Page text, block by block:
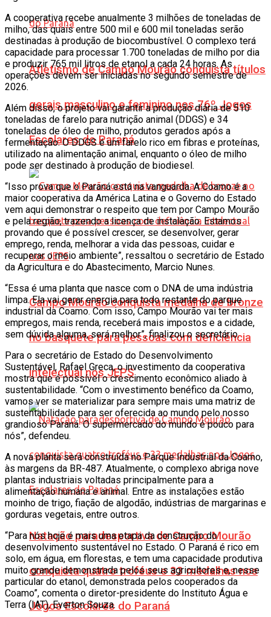
Atletismo de Campo Mourão conquista títulos
gerais masculino e feminino nos 76º Jogos
Escolares do Paraná
Campo Mourão conquista medalha de bronze
no basquete para pessoas com deficiência
intelectual nos JEPS
Natação paradesportiva de Campo Mourão
conquista quatro troféus e 33 medalhas nos
Jogos Escolares do Paraná
A cooperativa recebe anualmente 3 milhões de toneladas de
milho, das quais entre 500 mil e 600 mil toneladas serão
destinadas à produção de biocombustível. O complexo terá
capacidade para processar 1.700 toneladas de milho por dia
e produzir 765 mil litros de etanol a cada 24 horas. As
operações devem ser iniciadas no segundo semestre de
2026.
Além disso, o projeto vai garantir a produção diária de 510
toneladas de farelo para nutrição animal (DDGS) e 34
toneladas de óleo de milho, produtos gerados após a
fermentação. O DDGS é um farelo rico em fibras e proteínas,
utilizado na alimentação animal, enquanto o óleo de milho
pode ser destinado à produção de biodiesel.
“Isso prova que o Paraná está na vanguarda. A Coamo é a
maior cooperativa da América Latina e o Governo do Estado
vem aqui demonstrar o respeito que tem por Campo Mourão
e pela região, trazendo a licença de instalação. Estamos
provando que é possível crescer, se desenvolver, gerar
emprego, renda, melhorar a vida das pessoas, cuidar e
recuperar o meio ambiente”, ressaltou o secretário de Estado
da Agricultura e do Abastecimento, Marcio Nunes.
“Essa é uma planta que nasce com o DNA de uma indústria
limpa. Ela vai gerar energia para todo restante do parque
industrial da Coamo. Com isso, Campo Mourão vai ter mais
empregos, mais renda, receberá mais impostos e a cidade,
sem dúvida alguma, será melhor”, finalizou o secretário.
Para o secretário de Estado do Desenvolvimento
Sustentável, Rafael Greca, o investimento da cooperativa
mostra que é possível o crescimento econômico aliado à
sustentabilidade. “Com o investimento benéfico da Coamo,
vamos ver se materializar para sempre mais uma matriz de
sustentabilidade para ser oferecida ao mundo pelo nosso
grandioso Paraná. O supermercado do mundo é pouco para
nós”, defendeu.
A nova planta será construída no Parque Industrial da Coamo,
às margens da BR-487. Atualmente, o complexo abriga nove
plantas industriais voltadas principalmente para a
alimentação humana e animal. Entre as instalações estão
moinho de trigo, fiação de algodão, indústrias de margarinas e
gorduras vegetais, entre outros.
“Para nós hoje é mais uma etapa da construção do
desenvolvimento sustentável no Estado. O Paraná é rico em
solo, em água, em florestas, e tem uma capacidade produtiva
muito grande demonstrada pelos seus agricultores e, nesse
particular do etanol, demonstrada pelos cooperados da
Coamo”, comenta o diretor-presidente do Instituto Água e
Terra (IAT), Everton Souza.